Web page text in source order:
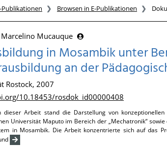
Publikationen Browsen in E-Publikationen
Marcelino Mucauque
in Mosambik unter
an der
Rostock, 2007
10.18453/rosdok_id00000408
dieser Arbeit stand die Darstellung von
Universität Maputo im Bereich der „Mechatronik“
in Mosambik. Die Arbeit konzentrierte sich auf das